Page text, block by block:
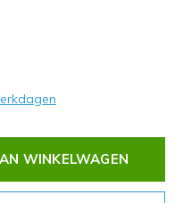
WINKELWAGEN